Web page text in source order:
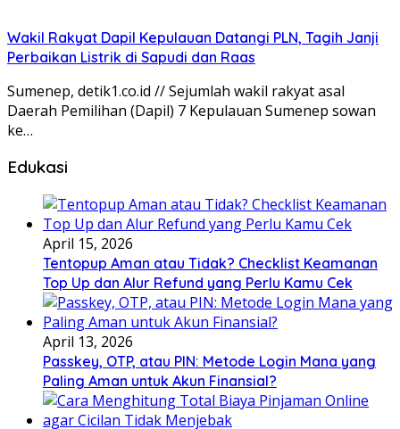
Wakil Rakyat Dapil Kepulauan Datangi PLN, Tagih Janji
Perbaikan Listrik di Sapudi dan Raas
Sumenep, detik1.co.id // Sejumlah wakil rakyat asal
Daerah Pemilihan (Dapil) 7 Kepulauan Sumenep sowan
ke…
Edukasi
April 15, 2026
Tentopup Aman atau Tidak? Checklist Keamanan
Top Up dan Alur Refund yang Perlu Kamu Cek
April 13, 2026
Passkey, OTP, atau PIN: Metode Login Mana yang
Paling Aman untuk Akun Finansial?